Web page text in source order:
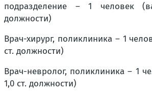
подразделение – 1 человек
должности)
Врач-хирург, поликлиника – 1
ст. должности)
Врач-невролог, поликлиника – 1
1,0 ст. должности)